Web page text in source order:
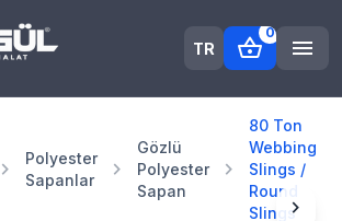
TR shopping_basket
0
menu
chevron_right
Polyester
Sapanlar
chevron_right
Gözlü
Polyester
Sapan
chevron_right
80 Ton
Webbing
Slings /
Round
Slingschevron_right